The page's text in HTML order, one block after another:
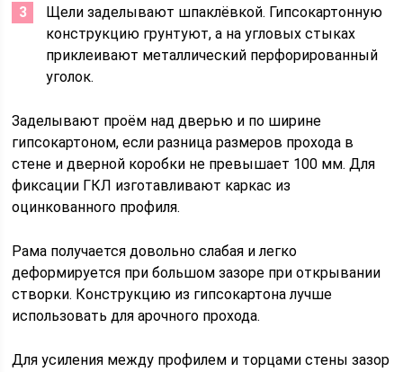
Щели заделывают шпаклёвкой. Гипсокартонную
конструкцию грунтуют, а на угловых стыках
приклеивают металлический перфорированный
уголок.
Заделывают проём над дверью и по ширине
гипсокартоном, если разница размеров прохода в
стене и дверной коробки не превышает 100 мм. Для
фиксации ГКЛ изготавливают каркас из
оцинкованного профиля.
Рама получается довольно слабая и легко
деформируется при большом зазоре при открывании
створки. Конструкцию из гипсокартона лучше
использовать для арочного прохода.
Для усиления между профилем и торцами стены зазор